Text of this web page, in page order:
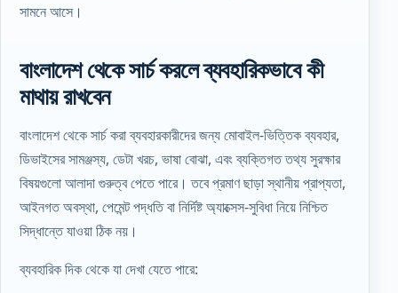
সামনে আসে।
বাংলাদেশ থেকে সার্চ করলে ব্যবহারিকভাবে কী
মাথায় রাখবেন
বাংলাদেশ থেকে সার্চ করা ব্যবহারকারীদের জন্য মোবাইল-ভিত্তিক ব্যবহার,
ডিভাইসের সামঞ্জস্য, ডেটা খরচ, ভাষা বোঝা, এবং ব্যক্তিগত তথ্য সুরক্ষার
বিষয়গুলো আলাদা গুরুত্ব পেতে পারে। তবে প্রমাণ ছাড়া স্থানীয় প্রাপ্যতা,
আইনগত অবস্থা, পেমেন্ট পদ্ধতি বা নির্দিষ্ট অ্যাক্সেস-সুবিধা নিয়ে নিশ্চিত
সিদ্ধান্তে যাওয়া ঠিক নয়।
ব্যবহারিক দিক থেকে যা দেখা যেতে পারে: